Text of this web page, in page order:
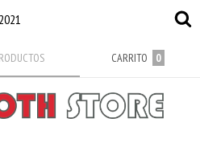
CARRITO 0